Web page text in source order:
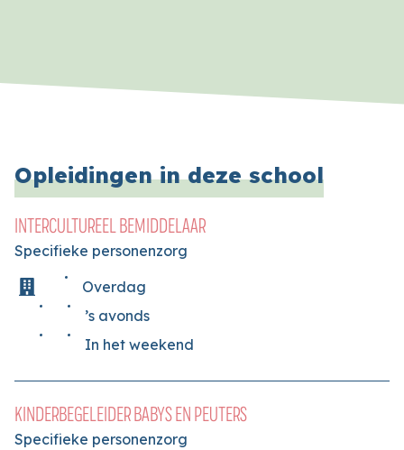
Opleidingen in deze school
INTERCULTUREEL BEMIDDELAAR
Specifieke personenzorg
Overdag
’s avonds
In het weekend
KINDERBEGELEIDER BABYS EN PEUTERS
Specifieke personenzorg